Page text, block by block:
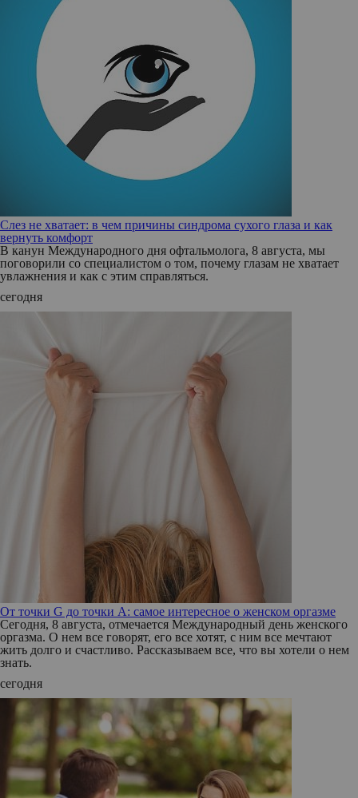
Слез не хватает: в чем причины синдрома сухого глаза и как
вернуть комфорт
В канун Международного дня офтальмолога, 8 августа, мы
поговорили со специалистом о том, почему глазам не хватает
увлажнения и как с этим справляться.
сегодня
От точки G до точки A: самое интересное о женском оргазме
Сегодня, 8 августа, отмечается Международный день женского
оргазма. О нем все говорят, его все хотят, с ним все мечтают
жить долго и счастливо. Рассказываем все, что вы хотели о нем
знать.
сегодня